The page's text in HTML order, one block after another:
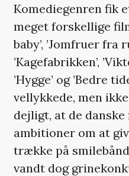
Komediegenren fik
meget forskellige
baby’, ’Jomfruer fra
’Kagefabrikken’,
’Hygge’ og ’Bedre
vellykkede, men
dejligt, at de
ambitioner om at
trække på
vandt dog